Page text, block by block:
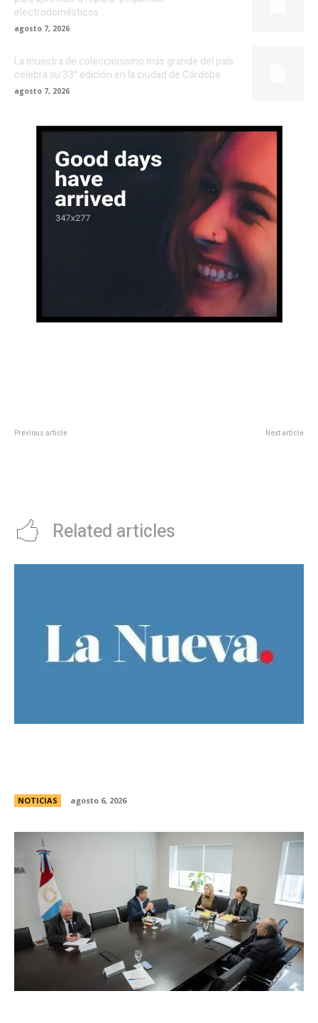
electrodomésticos
agosto 7, 2026
La muestra de coleccionismo más grande del país
celebra su 33° edición en la ciudad de Córdoba
agosto 7, 2026
Previous article Next article
Related articles
NOTICIAS agosto 6, 2026